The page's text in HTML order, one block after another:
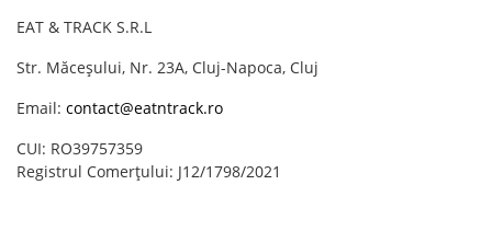
EAT & TRACK S.R.L
Str. Măceșului, Nr. 23A, Cluj-Napoca, Cluj
Email: contact@eatntrack.ro
CUI: RO39757359
Registrul Comerțului: J12/1798/2021